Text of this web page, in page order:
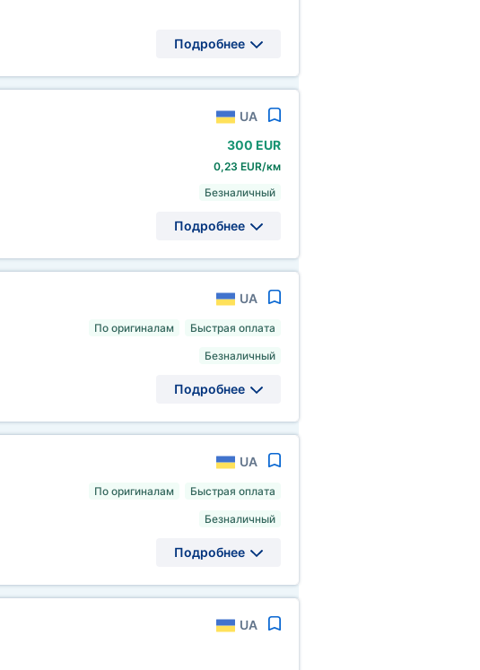
Подробнее
UA
300 EUR
0,23 EUR/км
Безналичный
Подробнее
UA
По оригиналам Быстрая оплата
Безналичный
Подробнее
UA
По оригиналам Быстрая оплата
Безналичный
Подробнее
UA